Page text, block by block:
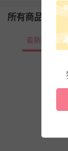
所有商品
最熱銷